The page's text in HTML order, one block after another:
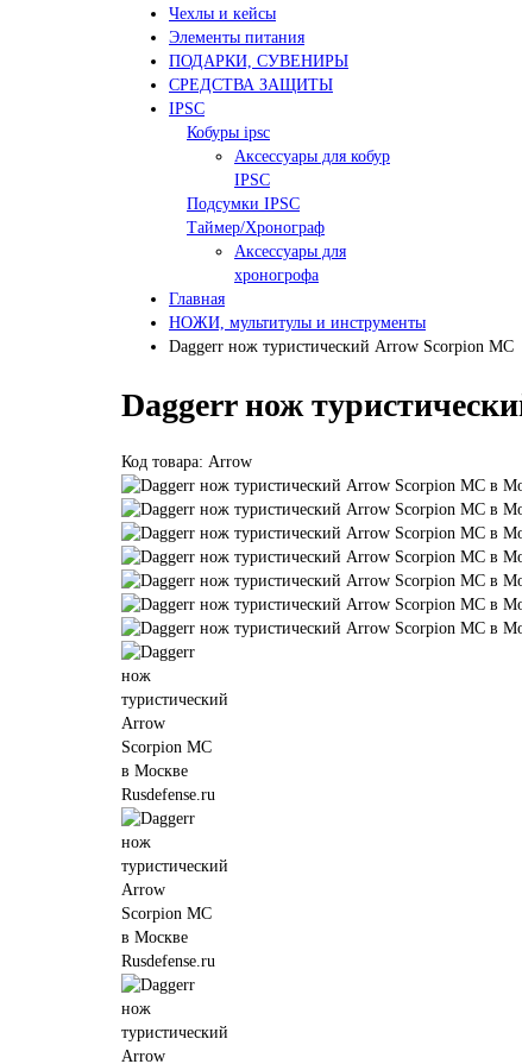
Чехлы и кейсы
Элементы питания
ПОДАРКИ, СУВЕНИРЫ
СРЕДСТВА ЗАЩИТЫ
IPSC
Кобуры ipsc
Аксессуары для кобур
IPSC
Подсумки IPSC
Таймер/Хронограф
Аксессуары для
хроногрофа
Главная
НОЖИ, мультитулы и инструменты
Daggerr нож туристический Arrow Scorpion MC
Daggerr нож
Код товара: Arrow